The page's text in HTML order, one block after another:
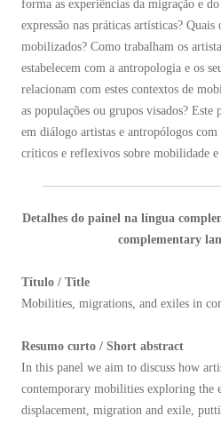
forma as experiências da migração e
expressão nas práticas artísticas? Quais
mobilizados? Como trabalham os
estabelecem com a antropologia e os
relacionam com estes contextos de
as populações ou grupos visados? Este
em diálogo artistas e antropólogos
críticos e reflexivos sobre mobilidade e
Detalhes do painel na língua
complementary
Título / Title
Mobilities, migrations, and exiles in
Resumo curto / Short abstract
In this panel we aim to discuss how
contemporary mobilities exploring the
displacement, migration and exile,